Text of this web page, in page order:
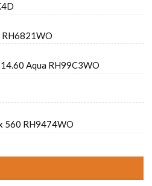
RH6821WO
Aqua RH99C3WO
560 RH9474WO